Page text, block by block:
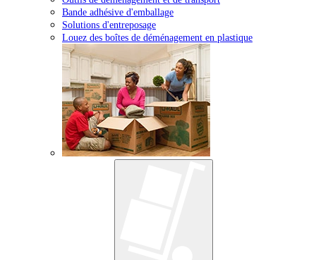
Bande adhésive d'emballage
Solutions d'entreposage
Louez des boîtes de déménagement en plastique